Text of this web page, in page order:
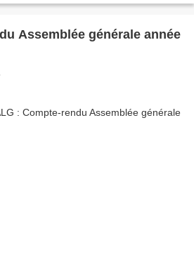
Assemblée générale année